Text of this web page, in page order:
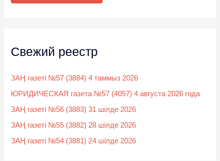
Свежий реестр
ЗАҢ газеті №57 (3884) 4 таммыз 2026
ЮРИДИЧЕСКАЯ газета №57 (4057) 4 августа 2026 года
ЗАҢ газеті №56 (3883) 31 шілде 2026
ЗАҢ газеті №55 (3882) 28 шілде 2026
ЗАҢ газеті №54 (3881) 24 шілде 2026